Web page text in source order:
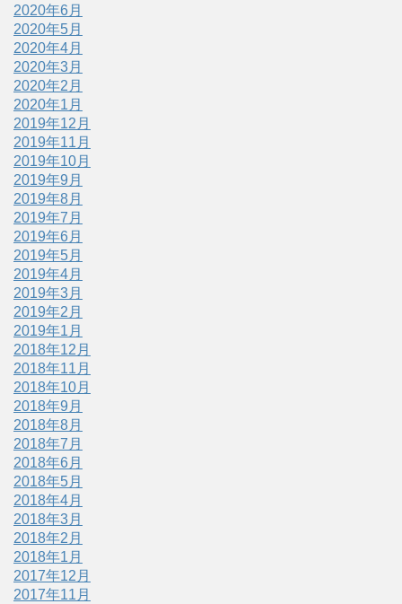
2020年6月
2020年5月
2020年4月
2020年3月
2020年2月
2020年1月
2019年12月
2019年11月
2019年10月
2019年9月
2019年8月
2019年7月
2019年6月
2019年5月
2019年4月
2019年3月
2019年2月
2019年1月
2018年12月
2018年11月
2018年10月
2018年9月
2018年8月
2018年7月
2018年6月
2018年5月
2018年4月
2018年3月
2018年2月
2018年1月
2017年12月
2017年11月